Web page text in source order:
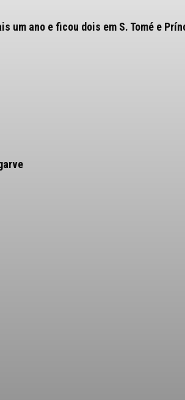
um ano e ficou dois em S. Tomé e